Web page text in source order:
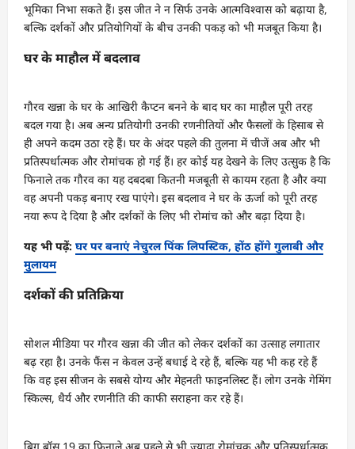
भूमिका निभा सकते हैं। इस जीत ने न सिर्फ उनके आत्मविश्वास को बढ़ाया है,
बल्कि दर्शकों और प्रतियोगियों के बीच उनकी पकड़ को भी मजबूत किया है।
घर के माहौल में बदलाव
गौरव खन्ना के घर के आखिरी कैप्टन बनने के बाद घर का माहौल पूरी तरह
बदल गया है। अब अन्य प्रतियोगी उनकी रणनीतियों और फैसलों के हिसाब से
ही अपने कदम उठा रहे हैं। घर के अंदर पहले की तुलना में चीजें अब और भी
प्रतिस्पर्धात्मक और रोमांचक हो गई हैं। हर कोई यह देखने के लिए उत्सुक है कि
फिनाले तक गौरव का यह दबदबा कितनी मजबूती से कायम रहता है और क्या
वह अपनी पकड़ बनाए रख पाएंगे। इस बदलाव ने घर के ऊर्जा को पूरी तरह
नया रूप दे दिया है और दर्शकों के लिए भी रोमांच को और बढ़ा दिया है।
यह भी पढ़ें: घर पर बनाएं नेचुरल पिंक लिपस्टिक, होंठ होंगे गुलाबी और
मुलायम
दर्शकों की प्रतिक्रिया
सोशल मीडिया पर गौरव खन्ना की जीत को लेकर दर्शकों का उत्साह लगातार
बढ़ रहा है। उनके फैंस न केवल उन्हें बधाई दे रहे हैं, बल्कि यह भी कह रहे हैं
कि वह इस सीजन के सबसे योग्य और मेहनती फाइनलिस्ट हैं। लोग उनके गेमिंग
स्किल्स, धैर्य और रणनीति की काफी सराहना कर रहे हैं।